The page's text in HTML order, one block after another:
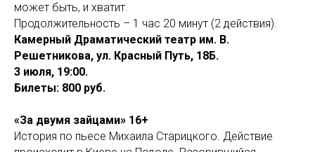
может быть, и хватит.
Продолжительность – 1 час 20 минут (2 действия).
Камерный Драматический театр им. В.
Решетникова, ул. Красный Путь, 18Б.
3 июля, 19:00.
Билеты: 800 руб.
«За двумя зайцами» 16+
История по пьесе Михаила Старицкого. Действие